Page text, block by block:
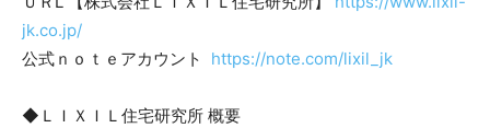
jk.co.jp/
公式ｎｏｔｅアカウント https://note.com/lixil_jk
◆ＬＩＸＩＬ住宅研究所 概要